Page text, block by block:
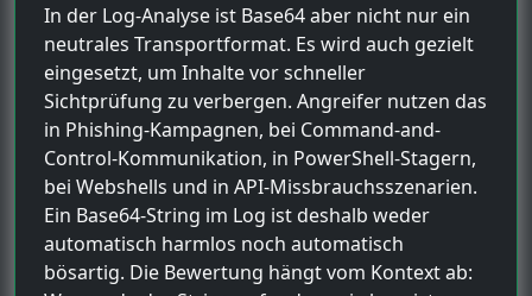
In der Log-Analyse ist Base64 aber nicht nur ein
neutrales Transportformat. Es wird auch gezielt
eingesetzt, um Inhalte vor schneller
Sichtprüfung zu verbergen. Angreifer nutzen das
in Phishing-Kampagnen, bei Command-and-
Control-Kommunikation, in PowerShell-Stagern,
bei Webshells und in API-Missbrauchsszenarien.
Ein Base64-String im Log ist deshalb weder
automatisch harmlos noch automatisch
bösartig. Die Bewertung hängt vom Kontext ab: